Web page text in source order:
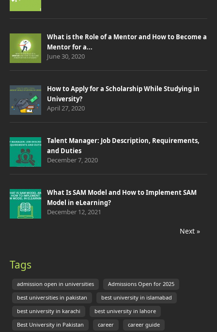
What is the Role of a Mentor and How to Become a
Mentor for a...
June 30, 2020
How to Apply for a Scholarship While Studying in
University?
April 27, 2020
Talent Manager: Job Description, Requirements,
and Duties
December 7, 2020
What Is SAM Model and How to Implement SAM
Model in eLearning?
December 12, 2021
Next »
Tags
admission open in universities Admissions Open for 2025
best universities in pakistan best university in islamabad
best university in karachi best university in lahore
Best University in Pakistan career career guide